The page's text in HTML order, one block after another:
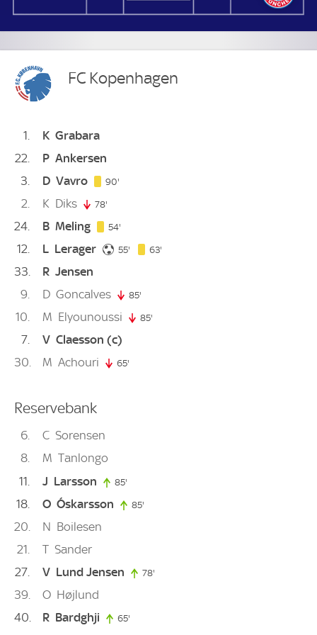
FC Kopenhagen
1 K Grabara
22
P Ankersen
3
D Vavro 90'
2 K Diks 78'
24 B Meling 54'
12 L Lerager 55' 55. minute
63'
33 R Jensen
9
D Goncalves 85'
10 M Elyounoussi 85'
7 V Claesson (c)
30
M Achouri 65'
Reservebank
6 C Sorensen
8
M Tanlongo
11
J Larsson 85'
18 O Óskarsson 85'
20 N Boilesen
21
T Sander
27
V Lund Jensen 78'
39 O Højlund
40
R Bardghji 65'